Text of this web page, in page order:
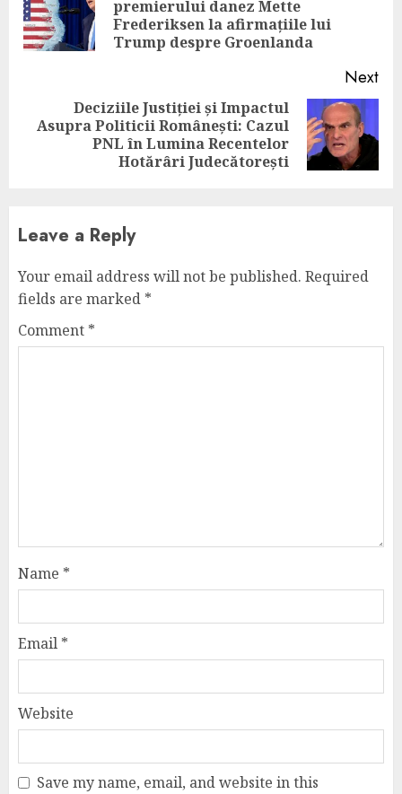
premierului danez Mette
Frederiksen la afirmațiile lui
Trump despre Groenlanda
Next
Next
Deciziile Justiției și Impactul
Asupra Politicii Românești: Cazul
PNL în Lumina Recentelor
Hotărâri Judecătorești
Leave a Reply
Your email address will not be published. Required
fields are marked *
Comment *
Name *
Email *
Website
Save my name, email, and website in this